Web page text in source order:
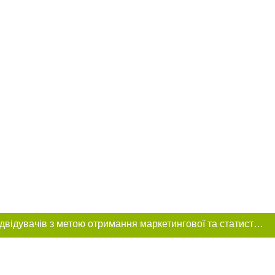
Цей сайт використовує «cookies». Також веб-сайт використовує інтернет-сервіс для збору технічних даних стосовно відвідувачів з метою отримання маркетингової та статистичної інформації. Умови обробки даних відвідувачів сайту див.